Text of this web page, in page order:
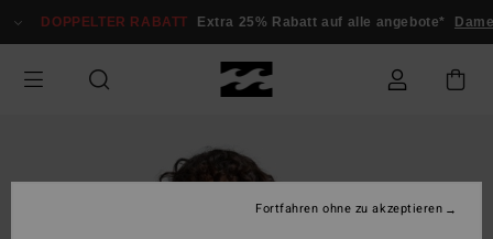
zur
springen
DOPPELTER RABATT Extra 25% Rabatt auf alle angebote* Damen
Fortfahren ohne zu akzeptieren